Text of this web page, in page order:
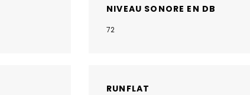
NIVEAU SONORE EN DB
72
RUNFLAT